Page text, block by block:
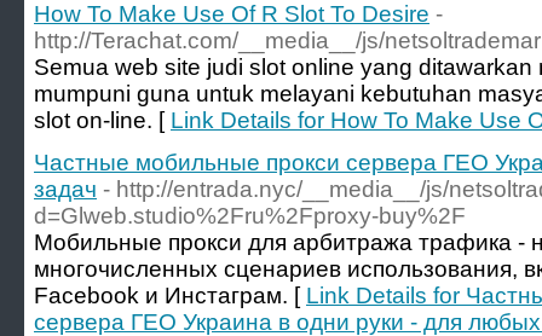
How To Make Use Of R Slot To Desire -
http://Terachat.com/__media__/js/
Semua web site judi slot online yang
mumpuni guna untuk melayani kebutuhan
slot on-line. [ Link Details for How To Make Use
Частные мобильные прокси сервера ГЕО
задач - http://entrada.nyc/__media__/js/
d=Glweb.studio%2Fru%2Fproxy-buy%2F
Мобильные прокси для арбитража трафика -
многочисленных сценариев использования,
Facebook и Инстаграм. [ Link Details for
сервера ГЕО Украина в одни руки - для